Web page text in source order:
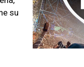
su